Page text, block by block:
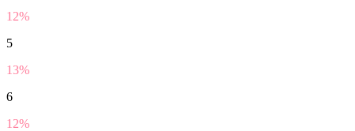
12%
5
13%
6
12%